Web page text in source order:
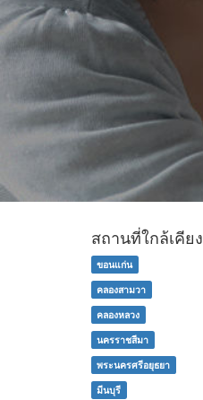
สถานที่ใกล้เคียง
ขอนแก่น
คลองสามวา
คลองหลวง
นครราชสีมา
พระนครศรีอยุธยา
มีนบุรี